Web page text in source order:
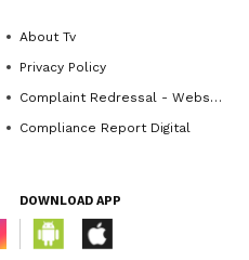
About Tv
Privacy Policy
Complaint Redressal - Website
Compliance Report Digital
DOWNLOAD APP